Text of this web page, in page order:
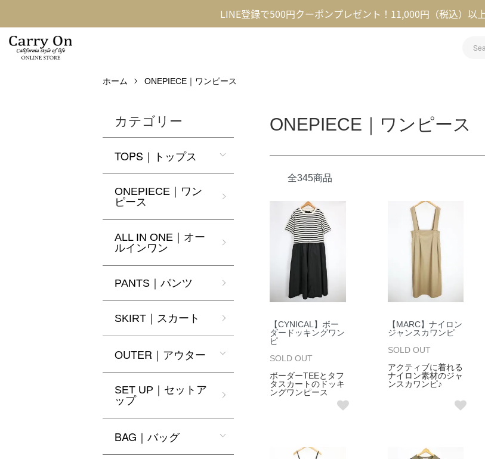
LINE登録で500円クーポンプレゼント！11,000円（税込）以
ホーム ONEPIECE｜ワンピース
ONEPIECE｜ワンピース
全345商品
【CYNICAL】ボー
ダードッキングワン
ピ
SOLD OUT
ボーダーTEEとタフ
タスカートのドッキ
ングワンピース
【MARC】ナイロン
ジャンスカワンピ
SOLD OUT
アクティブに着れる
ナイロン素材のジャ
ンスカワンピ♪
カテゴリー
TOPS｜トップス
ONEPIECE｜ワン
ピース
ALL IN ONE｜オー
ルインワン
PANTS｜パンツ
SKIRT｜スカート
OUTER｜アウター
SET UP｜セットア
ップ
BAG｜バッグ